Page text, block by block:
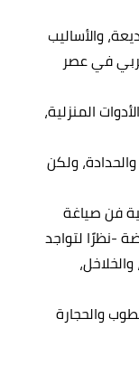
والأساليب
في عصر
المنزلية،
ولكن
فن صياغة
-نظرًا لتواجد
والحجارة